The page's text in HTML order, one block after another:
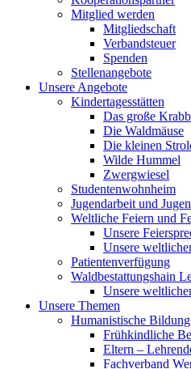
Mitglied werden
Mitgliedschaft
Verbandsteuer
Spenden
Stellenangebote
Unsere Angebote
Kindertagesstätten
Das große
Die Waldmäuse
Die kleinen
Wilde Hummel
Zwergwiesel
Studentenwohnheim
Jugendarbeit und
Weltliche Feiern und
Unsere
Unsere
Patientenverfügung
Waldbestattungshain
Unsere
Unsere Themen
Humanistische Bildung
Frühkindliche
Eltern –
Fachverband